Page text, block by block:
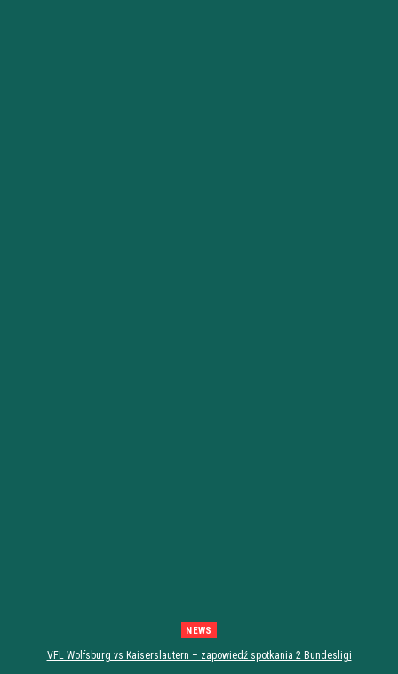
NEWS
VFL Wolfsburg vs Kaiserslautern – zapowiedź spotkania 2 Bundesligi